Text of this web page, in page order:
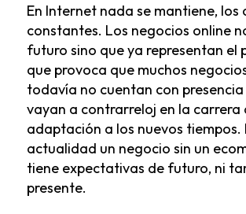
En Internet nada se mantiene, los
constantes. Los negocios online
futuro sino que ya representan el
que provoca que muchos
todavía no cuentan con presencia
vayan a contrarreloj en la carrera
adaptación a los nuevos tiempos.
actualidad un negocio sin un
tiene expectativas de futuro, ni
presente.